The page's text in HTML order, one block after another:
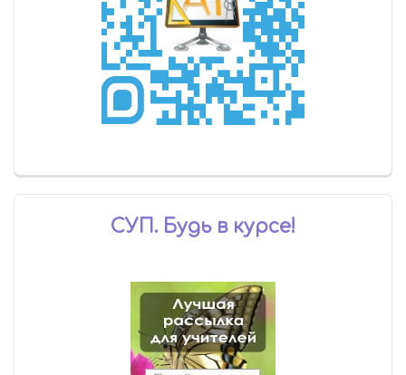
СУП. Будь в курсе!